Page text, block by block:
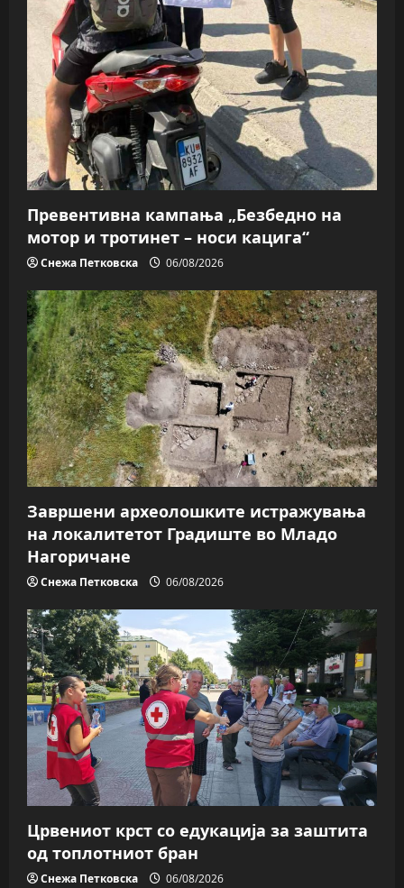
Превентивна кампања „Безбедно на
мотор и тротинет – носи кацига“
Снежа Петковска 06/08/2026
Завршени археолошките истражувања
на локалитетот Градиште во Младо
Нагоричане
Снежа Петковска 06/08/2026
Црвениот крст со едукација за заштита
од топлотниот бран
Снежа Петковска 06/08/2026